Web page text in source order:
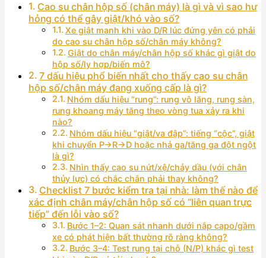
Cao su chân hộp số (chân máy) là gì và vì sao hư
hỏng có thể gây giật/khó vào số?
Xe giật mạnh khi vào D/R lúc đứng yên có phải
do cao su chân hộp số/chân máy không?
Giật do chân máy/chân hộp số khác gì giật do
hộp số/ly hợp/biến mô?
7 dấu hiệu phổ biến nhất cho thấy cao su chân
hộp số/chân máy đang xuống cấp là gì?
Nhóm dấu hiệu “rung”: rung vô lăng, rung sàn,
rung khoang máy tăng theo vòng tua xảy ra khi
nào?
Nhóm dấu hiệu “giật/va đập”: tiếng “cộc”, giật
khi chuyển P→R→D hoặc nhả ga/tăng ga đột ngột
là gì?
Nhìn thấy cao su nứt/xệ/chảy dầu (với chân
thủy lực) có chắc chắn phải thay không?
Checklist 7 bước kiểm tra tại nhà: làm thế nào để
xác định chân máy/chân hộp số có “liên quan trực
tiếp” đến lỗi vào số?
Bước 1–2: Quan sát nhanh dưới nắp capo/gầm
xe có phát hiện bất thường rõ ràng không?
Bước 3–4: Test rung tại chỗ (N/P) khác gì test